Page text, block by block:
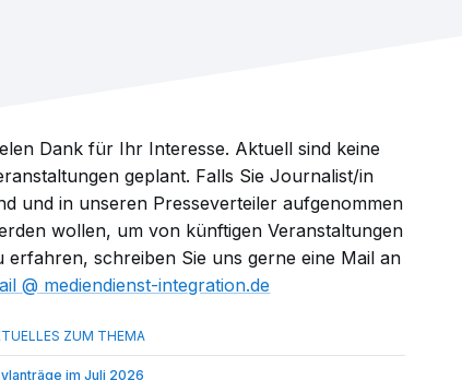
Dank für Ihr Interesse. Aktuell sind keine
geplant. Falls Sie Journalist/in
und in unseren Presseverteiler aufgenommen
wollen, um von künftigen Veranstaltungen
erfahren, schreiben Sie uns gerne eine Mail an
mediendienst-integration.de
im Juli 2026